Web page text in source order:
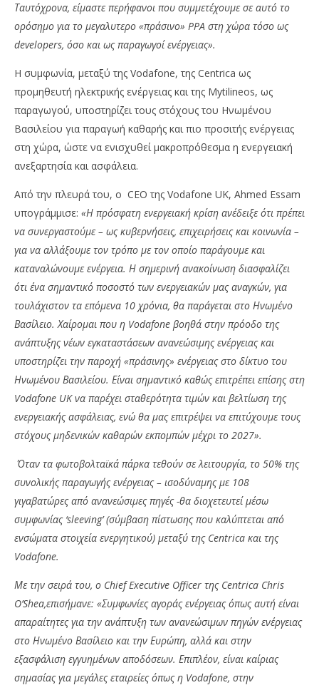
Ταυτόχρονα, είμαστε περήφανοι που συμμετέχουμε σε αυτό το
ορόσημο για το μεγαλυτερο «πράσινο» PPA στη χώρα τόσο ως
developers, όσο και ως παραγωγοί ενέργειας».
Η συμφωνία, μεταξύ της Vodafone, της Centrica ως
προμηθευτή ηλεκτρικής ενέργειας και της Mytilineos, ως
παραγωγού, υποστηρίζει τους στόχους του Ηνωμένου
Βασιλείου για παραγωή καθαρής και πιο προσιτής ενέργειας
στη χώρα, ώστε να ενισχυθεί μακροπρόθεσμα η ενεργειακή
ανεξαρτησία και ασφάλεια.
Από την πλευρά του, ο CEO της Vodafone UK, Ahmed Essam
υπογράμμισε: «Η πρόσφατη ενεργειακή κρίση ανέδειξε ότι πρέπει
να συνεργαστούμε – ως κυβερνήσεις, επιχειρήσεις και κοινωνία –
για να αλλάξουμε τον τρόπο με τον οποίο παράγουμε και
καταναλώνουμε ενέργεια. Η σημερινή ανακοίνωση διασφαλίζει
ότι ένα σημαντικό ποσοστό των ενεργειακών μας αναγκών, για
τουλάχιστον τα επόμενα 10 χρόνια, θα παράγεται στο Ηνωμένο
Βασίλειο. Χαίρομαι που η Vodafone βοηθά στην πρόοδο της
ανάπτυξης νέων εγκαταστάσεων ανανεώσιμης ενέργειας και
υποστηρίζει την παροχή «πράσινης» ενέργειας στο δίκτυο του
Ηνωμένου Βασιλείου. Είναι σημαντικό καθώς επιτρέπει επίσης στη
Vodafone UK να παρέχει σταθερότητα τιμών και βελτίωση της
ενεργειακής ασφάλειας, ενώ θα μας επιτρέψει να επιτύχουμε τους
στόχους μηδενικών καθαρών εκπομπών μέχρι το 2027».
Όταν τα φωτοβολταϊκά πάρκα τεθούν σε λειτουργία, το 50% της
συνολικής παραγωγής ενέργειας – ισοδύναμης με 108
γιγαβατώρες από ανανεώσιμες πηγές -θα διοχετευτεί μέσω
συμφωνίας ‘sleeving’ (σύμβαση πίστωσης που καλύπτεται από
ενσώματα στοιχεία ενεργητικού) μεταξύ της Centrica και της
Vodafone.
Με την σειρά του, ο Chief Executive Officer της Centrica Chris
O’Shea,επισήμανε: «Συμφωνίες αγοράς ενέργειας όπως αυτή είναι
απαραίτητες για την ανάπτυξη των ανανεώσιμων πηγών ενέργειας
στο Ηνωμένο Βασίλειο και την Ευρώπη, αλλά και στην
εξασφάλιση εγγυημένων αποδόσεων. Επιπλέον, είναι καίριας
σημασίας για μεγάλες εταιρείες όπως η Vodafone, στην